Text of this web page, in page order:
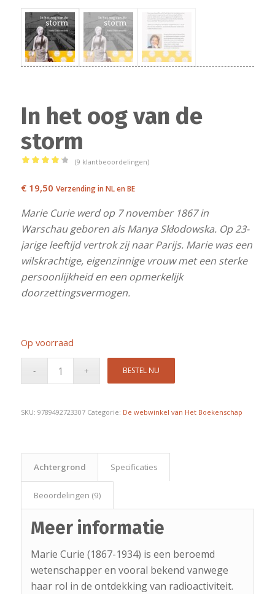
In het oog van de
storm
4.22op
gebaseerd
op
9
klant
waarderingen
(9 klantbeoordelingen)
€19,50 Verzending in NL en BE
Marie Curie werd op 7 november 1867 in
Warschau geboren als Manya Skłodowska. Op 23-
jarige leeftijd vertrok zij naar Parijs. Marie was een
wilskrachtige, eigenzinnige vrouw met een sterke
persoonlijkheid en een opmerkelijk
doorzettingsvermogen.
Op voorraad
BESTEL NU
SKU: 9789492723307 Categorie: De webwinkel van Het Boekenschap
Achtergrond Specificaties
Beoordelingen (9)
Meer informatie
Marie Curie (1867-1934) is een beroemd
wetenschapper en vooral bekend vanwege
haar rol in de ontdekking van radioactiviteit.